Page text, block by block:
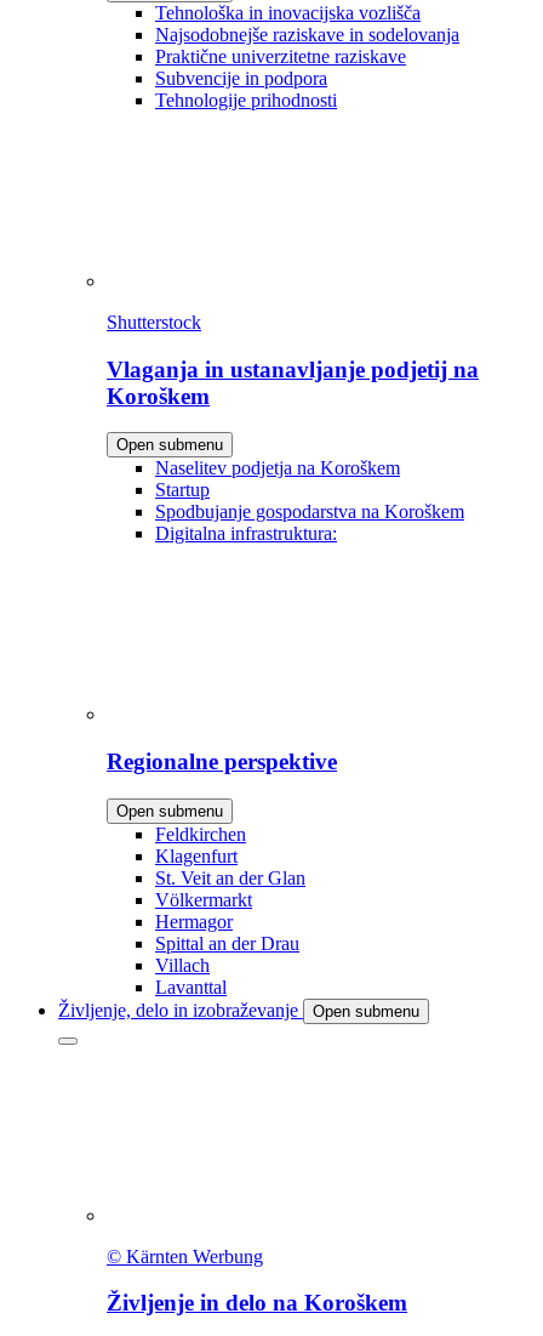
Tehnološka in inovacijska vozlišča
Najsodobnejše raziskave in sodelovanja
Praktične univerzitetne raziskave
Subvencije in podpora
Tehnologije prihodnosti
Shutterstock
Vlaganja in ustanavljanje podjetij na
Koroškem
Open submenu
Naselitev podjetja na Koroškem
Startup
Spodbujanje gospodarstva na Koroškem
Digitalna infrastruktura:
Regionalne perspektive
Open submenu
Feldkirchen
Klagenfurt
St. Veit an der Glan
Völkermarkt
Hermagor
Spittal an der Drau
Villach
Lavanttal
Življenje, delo in izobraževanje
Open submenu
© Kärnten Werbung
Življenje in delo na Koroškem